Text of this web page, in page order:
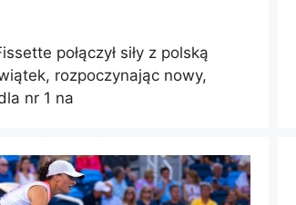
połączył siły z polską
rozpoczynając nowy,
nr 1 na